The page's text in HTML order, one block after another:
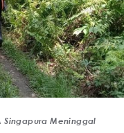
Singapura Meninggal